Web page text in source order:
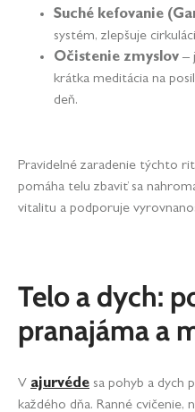
Suché kefovanie
systém, zlepšuje
Očistenie zmyslov –
krátka meditácia na
deň.
Pravidelné zaradenie týchto
pomáha telu zbaviť sa
vitalitu a podporuje
Telo a dych:
pranajáma a
V ajurvéde sa pohyb a dych
každého dňa. Ranné cvičenie,